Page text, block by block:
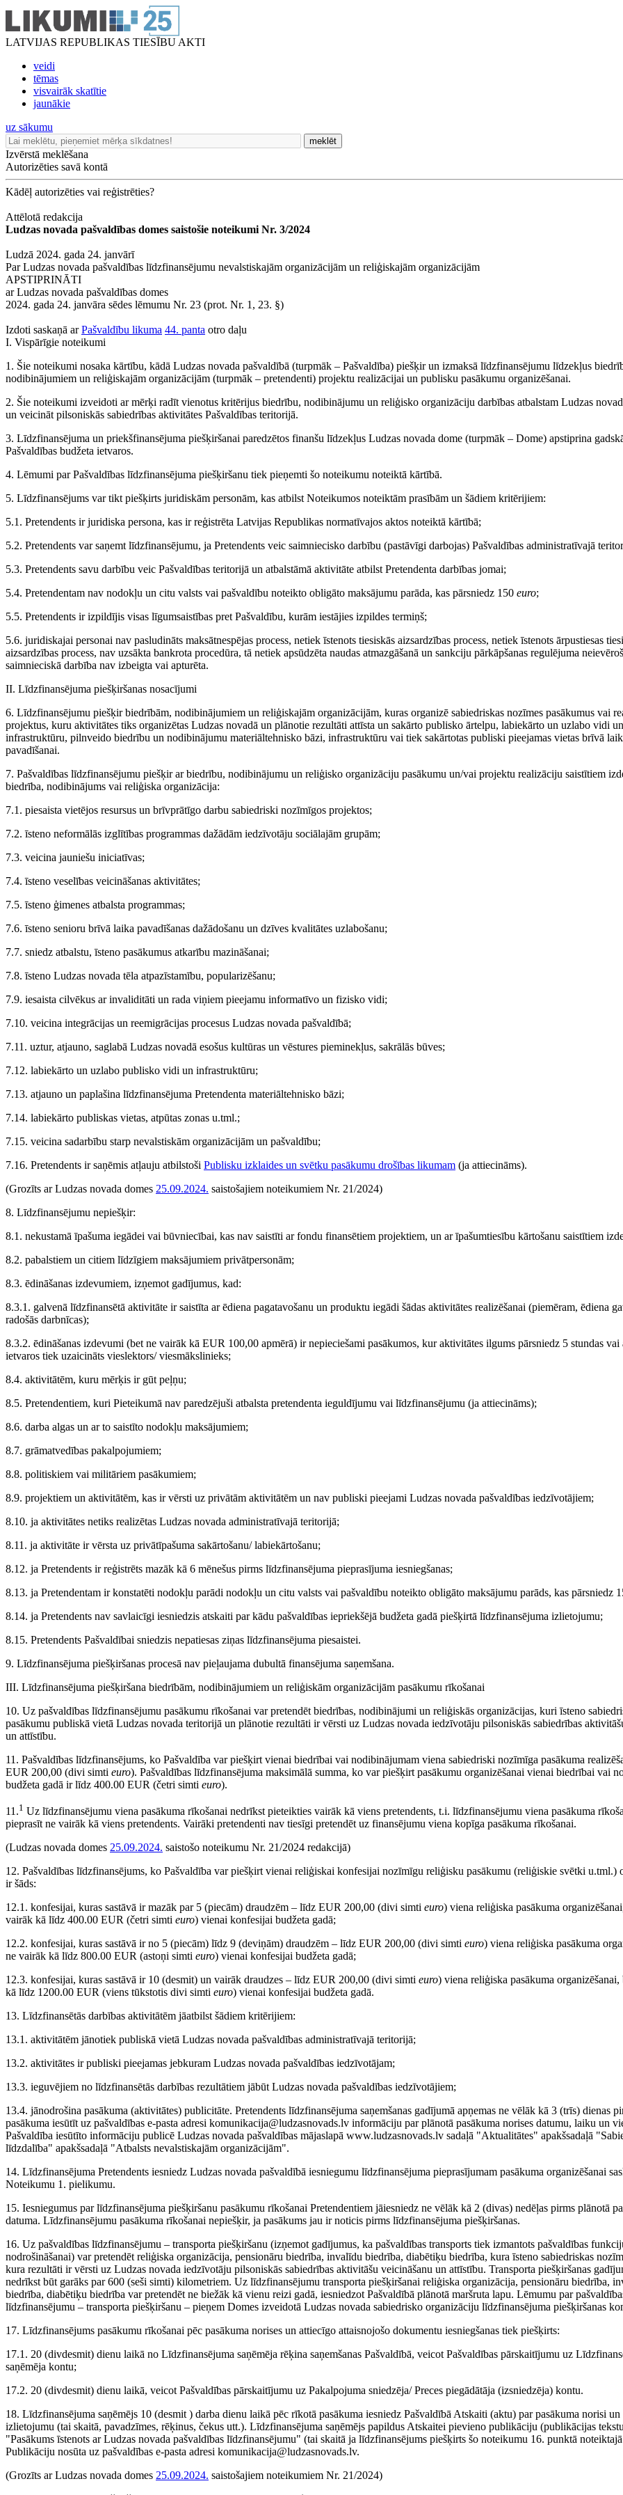
LATVIJAS REPUBLIKAS TIESĪBU AKTI
veidi
tēmas
visvairāk skatītie
jaunākie
uz sākumu
meklēt
Izvērstā meklēšana
Autorizēties savā kontā
Kādēļ autorizēties vai reģistrēties?
Attēlotā redakcija
Ludzas novada pašvaldības domes saistošie noteikumi Nr. 3/2024
Ludzā 2024. gada 24. janvārī
Par Ludzas novada pašvaldības līdzfinansējumu nevalstiskajām organizācijām un reliģiskajām organizācijām
APSTIPRINĀTI
ar Ludzas novada pašvaldības domes
2024. gada 24. janvāra sēdes lēmumu Nr. 23 (prot. Nr. 1, 23. §)
Izdoti saskaņā arPašvaldību likuma 44. panta otro daļu
I. Vispārīgie noteikumi
1. Šie noteikumi nosaka kārtību, kādā Ludzas novada pašvaldībā (turpmāk – Pašvaldība) piešķir un izmaksā līdzfinansējumu līdzekļus
nodibinājumiem un reliģiskajām organizācijām (turpmāk – pretendenti) projektu realizācijai un publisku pasākumu organizēšanai.
2. Šie noteikumi izveidoti ar mērķi radīt vienotus kritērijus biedrību, nodibinājumu un reliģisko organizāciju darbības atbalstam Ludzas
un veicināt pilsoniskās sabiedrības aktivitātes Pašvaldības teritorijā.
3. Līdzfinansējuma un priekšfinansējuma piešķiršanai paredzētos finanšu līdzekļus Ludzas novada dome (turpmāk – Dome) apstiprina
Pašvaldības budžeta ietvaros.
4. Lēmumi par Pašvaldības līdzfinansējuma piešķiršanu tiek pieņemti šo noteikumu noteiktā kārtībā.
5. Līdzfinansējums var tikt piešķirts juridiskām personām, kas atbilst Noteikumos noteiktām prasībām un šādiem kritērijiem:
5.1. Pretendents ir juridiska persona, kas ir reģistrēta Latvijas Republikas normatīvajos aktos noteiktā kārtībā;
5.2. Pretendents var saņemt līdzfinansējumu, ja Pretendents veic saimniecisko darbību (pastāvīgi darbojas) Pašvaldības administratīvajā
5.3. Pretendents savu darbību veic Pašvaldības teritorijā un atbalstāmā aktivitāte atbilst Pretendenta darbības jomai;
5.4. Pretendentam nav nodokļu un citu valsts vai pašvaldību noteikto obligāto maksājumu parāda, kas pārsniedz 150 euro;
5.5. Pretendents ir izpildījis visas līgumsaistības pret Pašvaldību, kurām iestājies izpildes termiņš;
5.6. juridiskajai personai nav pasludināts maksātnespējas process, netiek īstenots tiesiskās aizsardzības process, netiek īstenots ārpustiesas
aizsardzības process, nav uzsākta bankrota procedūra, tā netiek apsūdzēta naudas atmazgāšanā un sankciju pārkāpšanas regulējuma
saimnieciskā darbība nav izbeigta vai apturēta.
II. Līdzfinansējuma piešķiršanas nosacījumi
6. Līdzfinansējumu piešķir biedrībām, nodibinājumiem un reliģiskajām organizācijām, kuras organizē sabiedriskas nozīmes pasākumus vai
projektus, kuru aktivitātes tiks organizētas Ludzas novadā un plānotie rezultāti attīsta un sakārto publisko ārtelpu, labiekārto un uzlabo vidi un
infrastruktūru, pilnveido biedrību un nodibinājumu materiāltehnisko bāzi, infrastruktūru vai tiek sakārtotas publiski pieejamas vietas brīvā
pavadīšanai.
7. Pašvaldības līdzfinansējumu piešķir ar biedrību, nodibinājumu un reliģisko organizāciju pasākumu un/vai projektu realizāciju saistītiem
biedrība, nodibinājums vai reliģiska organizācija:
7.1. piesaista vietējos resursus un brīvprātīgo darbu sabiedriski nozīmīgos projektos;
7.2. īsteno neformālās izglītības programmas dažādām iedzīvotāju sociālajām grupām;
7.3. veicina jauniešu iniciatīvas;
7.4. īsteno veselības veicināšanas aktivitātes;
7.5. īsteno ģimenes atbalsta programmas;
7.6. īsteno senioru brīvā laika pavadīšanas dažādošanu un dzīves kvalitātes uzlabošanu;
7.7. sniedz atbalstu, īsteno pasākumus atkarību mazināšanai;
7.8. īsteno Ludzas novada tēla atpazīstamību, popularizēšanu;
7.9. iesaista cilvēkus ar invaliditāti un rada viņiem pieejamu informatīvo un fizisko vidi;
7.10. veicina integrācijas un reemigrācijas procesus Ludzas novada pašvaldībā;
7.11. uztur, atjauno, saglabā Ludzas novadā esošus kultūras un vēstures pieminekļus, sakrālās būves;
7.12. labiekārto un uzlabo publisko vidi un infrastruktūru;
7.13. atjauno un paplašina līdzfinansējuma Pretendenta materiāltehnisko bāzi;
7.14. labiekārto publiskas vietas, atpūtas zonas u.tml.;
7.15. veicina sadarbību starp nevalstiskām organizācijām un pašvaldību;
7.16. Pretendents ir saņēmis atļauju atbilstoši Publisku izklaides un svētku pasākumu drošības likumam (ja attiecināms).
(Grozīts ar Ludzas novada domes 25.09.2024. saistošajiem noteikumiem Nr. 21/2024)
8. Līdzfinansējumu nepiešķir:
8.1. nekustamā īpašuma iegādei vai būvniecībai, kas nav saistīti ar fondu finansētiem projektiem, un ar īpašumtiesību kārtošanu saistītiem
8.2. pabalstiem un citiem līdzīgiem maksājumiem privātpersonām;
8.3. ēdināšanas izdevumiem, izņemot gadījumus, kad:
8.3.1. galvenā līdzfinansētā aktivitāte ir saistīta ar ēdiena pagatavošanu un produktu iegādi šādas aktivitātes realizēšanai (piemēram, ēdiena
radošās darbnīcas);
8.3.2. ēdināšanas izdevumi (bet ne vairāk kā EUR 100,00 apmērā) ir nepieciešami pasākumos, kur aktivitātes ilgums pārsniedz 5 stundas vai
ietvaros tiek uzaicināts vieslektors/ viesmākslinieks;
8.4. aktivitātēm, kuru mērķis ir gūt peļņu;
8.5. Pretendentiem, kuri Pieteikumā nav paredzējuši atbalsta pretendenta ieguldījumu vai līdzfinansējumu (ja attiecināms);
8.6. darba algas un ar to saistīto nodokļu maksājumiem;
8.7. grāmatvedības pakalpojumiem;
8.8. politiskiem vai militāriem pasākumiem;
8.9. projektiem un aktivitātēm, kas ir vērsti uz privātām aktivitātēm un nav publiski pieejami Ludzas novada pašvaldības iedzīvotājiem;
8.10. ja aktivitātes netiks realizētas Ludzas novada administratīvajā teritorijā;
8.11. ja aktivitāte ir vērsta uz privātīpašuma sakārtošanu/ labiekārtošanu;
8.12. ja Pretendents ir reģistrēts mazāk kā 6 mēnešus pirms līdzfinansējuma pieprasījuma iesniegšanas;
8.13. ja Pretendentam ir konstatēti nodokļu parādi nodokļu un citu valsts vai pašvaldību noteikto obligāto maksājumu parāds, kas pārsniedz
8.14. ja Pretendents nav savlaicīgi iesniedzis atskaiti par kādu pašvaldības iepriekšējā budžeta gadā piešķirtā līdzfinansējuma izlietojumu;
8.15. Pretendents Pašvaldībai sniedzis nepatiesas ziņas līdzfinansējuma piesaistei.
9. Līdzfinansējuma piešķiršanas procesā nav pieļaujama dubultā finansējuma saņemšana.
III. Līdzfinansējuma piešķiršana biedrībām, nodibinājumiem un reliģiskām organizācijām pasākumu rīkošanai
10. Uz pašvaldības līdzfinansējumu pasākumu rīkošanai var pretendēt biedrības, nodibinājumi un reliģiskās organizācijas, kuri īsteno
pasākumu publiskā vietā Ludzas novada teritorijā un plānotie rezultāti ir vērsti uz Ludzas novada iedzīvotāju pilsoniskās sabiedrības
un attīstību.
11. Pašvaldības līdzfinansējums, ko Pašvaldība var piešķirt vienai biedrībai vai nodibinājumam viena sabiedriski nozīmīga pasākuma
EUR 200,00 (divi simti euro). Pašvaldības līdzfinansējuma maksimālā summa, ko var piešķirt pasākumu organizēšanai vienai biedrībai vai
budžeta gadā ir līdz 400.00 EUR (četri simti euro).
11.1 Uz līdzfinansējumu viena pasākuma rīkošanai nedrīkst pieteikties vairāk kā viens pretendents, t.i. līdzfinansējumu viena pasākuma
pieprasīt ne vairāk kā viens pretendents. Vairāki pretendenti nav tiesīgi pretendēt uz finansējumu viena kopīga pasākuma rīkošanai.
(Ludzas novada domes 25.09.2024. saistošo noteikumu Nr. 21/2024 redakcijā)
12. Pašvaldības līdzfinansējums, ko Pašvaldība var piešķirt vienai reliģiskai konfesijai nozīmīgu reliģisku pasākumu (reliģiskie svētki u.tml.)
ir šāds:
12.1. konfesijai, kuras sastāvā ir mazāk par 5 (piecām) draudzēm – līdz EUR 200,00 (divi simti euro) viena reliģiska pasākuma
vairāk kā līdz 400.00 EUR (četri simti euro) vienai konfesijai budžeta gadā;
12.2. konfesijai, kuras sastāvā ir no 5 (piecām) līdz 9 (deviņām) draudzēm – līdz EUR 200,00 (divi simti euro) viena reliģiska pasākuma
ne vairāk kā līdz 800.00 EUR (astoņi simti euro) vienai konfesijai budžeta gadā;
12.3. konfesijai, kuras sastāvā ir 10 (desmit) un vairāk draudzes – līdz EUR 200,00 (divi simti euro) viena reliģiska pasākuma
kā līdz 1200.00 EUR (viens tūkstotis divi simti euro) vienai konfesijai budžeta gadā.
13. Līdzfinansētās darbības aktivitātēm jāatbilst šādiem kritērijiem:
13.1. aktivitātēm jānotiek publiskā vietā Ludzas novada pašvaldības administratīvajā teritorijā;
13.2. aktivitātes ir publiski pieejamas jebkuram Ludzas novada pašvaldības iedzīvotājam;
13.3. ieguvējiem no līdzfinansētās darbības rezultātiem jābūt Ludzas novada pašvaldības iedzīvotājiem;
13.4. jānodrošina pasākuma (aktivitātes) publicitāte. Pretendents līdzfinansējuma saņemšanas gadījumā apņemas ne vēlāk kā 3 (trīs) dienas
pasākuma iesūtīt uz pašvaldības e-pasta adresi komunikacija@ludzasnovads.lv informāciju par plānotā pasākuma norises datumu, laiku un
Pašvaldība iesūtīto informāciju publicē Ludzas novada pašvaldības mājaslapā www.ludzasnovads.lv sadaļā "Aktualitātes" apakšsadaļā
līdzdalība" apakšsadaļā "Atbalsts nevalstiskajām organizācijām".
14. Līdzfinansējuma Pretendents iesniedz Ludzas novada pašvaldībā iesniegumu līdzfinansējuma pieprasījumam pasākuma organizēšanai
Noteikumu 1. pielikumu.
15. Iesniegumus par līdzfinansējuma piešķiršanu pasākumu rīkošanai Pretendentiem jāiesniedz ne vēlāk kā 2 (divas) nedēļas pirms plānotā
datuma. Līdzfinansējumu pasākuma rīkošanai nepiešķir, ja pasākums jau ir noticis pirms līdzfinansējuma piešķiršanas.
16. Uz pašvaldības līdzfinansējumu – transporta piešķiršanu (izņemot gadījumus, ka pašvaldības transports tiek izmantots pašvaldības
nodrošināšanai) var pretendēt reliģiska organizācija, pensionāru biedrība, invalīdu biedrība, diabētiķu biedrība, kura īsteno sabiedriskas
kura rezultāti ir vērsti uz Ludzas novada iedzīvotāju pilsoniskās sabiedrības aktivitāšu veicināšanu un attīstību. Transporta piešķiršanas
nedrīkst būt garāks par 600 (seši simti) kilometriem. Uz līdzfinansējumu transporta piešķiršanai reliģiska organizācija, pensionāru biedrība,
biedrība, diabētiķu biedrība var pretendēt ne biežāk kā vienu reizi gadā, iesniedzot Pašvaldībā plānotā maršruta lapu. Lēmumu par
līdzfinansējumu – transporta piešķiršanu – pieņem Domes izveidotā Ludzas novada sabiedrisko organizāciju līdzfinansējuma piešķiršanas
17. Līdzfinansējums pasākumu rīkošanai pēc pasākuma norises un attiecīgo attaisnojošo dokumentu iesniegšanas tiek piešķirts:
17.1. 20 (divdesmit) dienu laikā no Līdzfinansējuma saņēmēja rēķina saņemšanas Pašvaldībā, veicot Pašvaldības pārskaitījumu uz
saņēmēja kontu;
17.2. 20 (divdesmit) dienu laikā, veicot Pašvaldības pārskaitījumu uz Pakalpojuma sniedzēja/ Preces piegādātāja (izsniedzēja) kontu.
18. Līdzfinansējuma saņēmējs 10 (desmit ) darba dienu laikā pēc rīkotā pasākuma iesniedz Pašvaldībā Atskaiti (aktu) par pasākuma norisi un
izlietojumu (tai skaitā, pavadzīmes, rēķinus, čekus utt.). Līdzfinansējuma saņēmējs papildus Atskaitei pievieno publikāciju (publikācijas
"Pasākums īstenots ar Ludzas novada pašvaldības līdzfinansējumu" (tai skaitā ja līdzfinansējums piešķirts šo noteikumu 16. punktā
Publikāciju nosūta uz pašvaldības e-pasta adresi komunikacija@ludzasnovads.lv.
(Grozīts ar Ludzas novada domes 25.09.2024. saistošajiem noteikumiem Nr. 21/2024)